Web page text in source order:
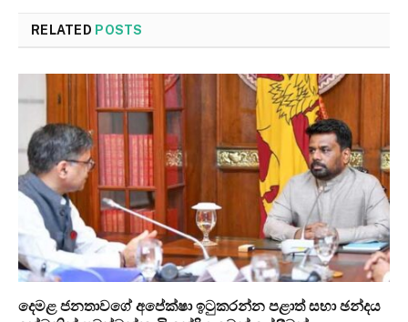
RELATED POSTS
දෙමළ ජනතාවගේ අපේක්ෂා ඉටුකරන්න පළාත් සභා ඡන්දය